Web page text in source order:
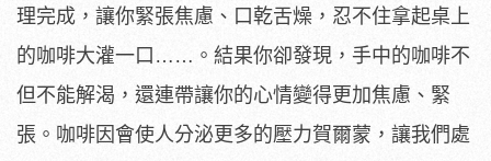
理完成，讓你緊張焦慮、口乾舌燥，忍不住拿起桌上
的咖啡大灌一口……。結果你卻發現，手中的咖啡不
但不能解渴，還連帶讓你的心情變得更加焦慮、緊
張。咖啡因會使人分泌更多的壓力賀爾蒙，讓我們處